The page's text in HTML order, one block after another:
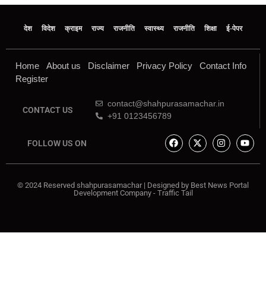
देश विदेश क्राइम राज्य राजनीति स्वास्थ्य राजनीति शिक्षा ई-पेपर
Home About us Disclaimer Privacy Policy
Contact Info
Register
CONTACT US
contact@shahpurasamachar.in
+91 0123456789
FOLLOW US ON
© 2024 Reserved shahpurasamachar | Designed by Best News Portal
Development Company- Traffic Tail